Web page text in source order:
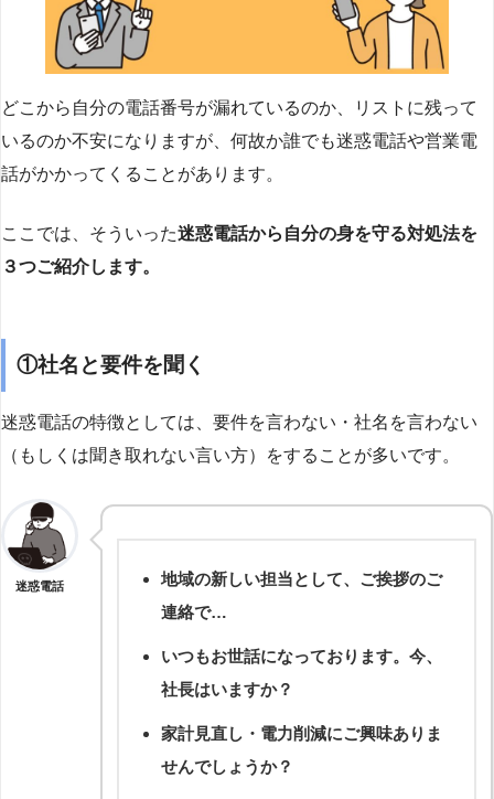
どこから自分の電話番号が漏れているのか、リストに残って
いるのか不安になりますが、何故か誰でも迷惑電話や営業電
話がかかってくることがあります。
ここでは、そういった迷惑電話から自分の身を守る対処法を
３つご紹介します。
①社名と要件を聞く
迷惑電話の特徴としては、要件を言わない・社名を言わない
（もしくは聞き取れない言い方）をすることが多いです。
迷惑電話
地域の新しい担当として、ご挨拶のご
連絡で…
いつもお世話になっております。今、
社長はいますか？
家計見直し・電力削減にご興味ありま
せんでしょうか？